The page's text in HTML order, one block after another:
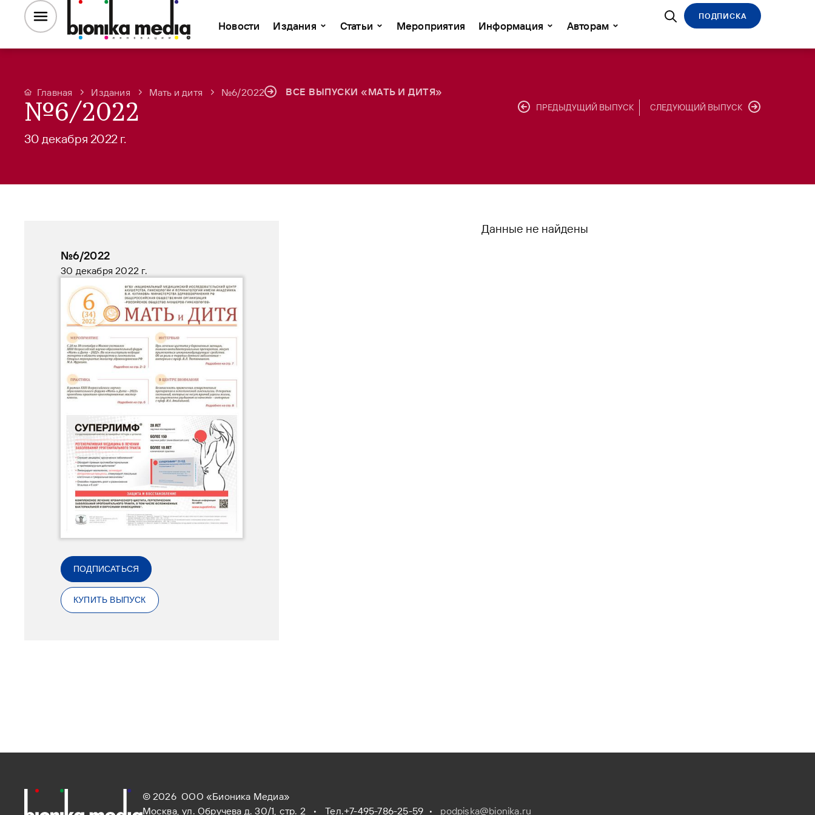
Новости Издания Статьи Мероприятия Информация Авторам
ПОДПИСКА
Главная Издания Мать и дитя №6/2022 ВСЕ ВЫПУСКИ «МАТЬ И ДИТЯ»
№6/2022
30 декабря 2022 г.
ПРЕДЫДУЩИЙ ВЫПУСК СЛЕДУЮЩИЙ ВЫПУСК
№6/2022
30 декабря 2022 г.
ПОДПИСАТЬСЯ
КУПИТЬ ВЫПУСК
Данные не найдены
© 2026 ООО «Бионика Медиа»
Москва, ул. Обручева д. 30/1, стр. 2 •Тел.+7-495-786-25-59 • podpiska@bionika.ru